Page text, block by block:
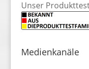
Unser
Medienkanäle